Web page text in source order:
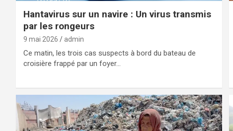
Hantavirus sur un navire : Un virus transmis
par les rongeurs
9 mai 2026 admin
Ce matin, les trois cas suspects à bord du bateau de
croisière frappé par un foyer…